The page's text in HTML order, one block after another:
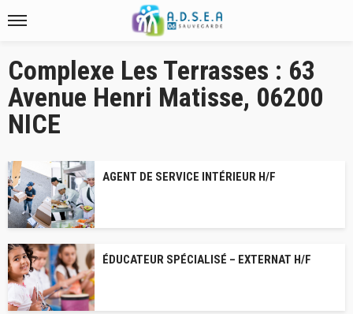
Complexe Les Terrasses : 63
Avenue Henri Matisse, 06200
NICE
AGENT DE SERVICE INTÉRIEUR H/F
ÉDUCATEUR SPÉCIALISÉ – EXTERNAT H/F